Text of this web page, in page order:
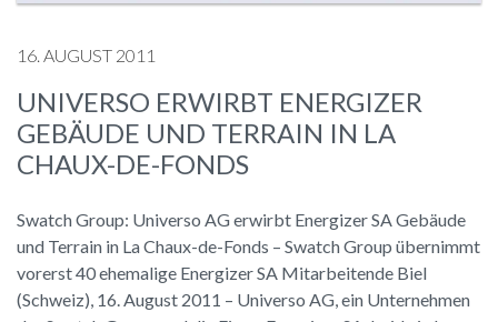
16. AUGUST 2011
UNIVERSO ERWIRBT ENERGIZER
GEBÄUDE UND TERRAIN IN LA
CHAUX-DE-FONDS
Swatch Group: Universo AG erwirbt Energizer SA Gebäude
und Terrain in La Chaux-de-Fonds – Swatch Group übernimmt
vorerst 40 ehemalige Energizer SA Mitarbeitende Biel
(Schweiz), 16. August 2011 – Universo AG, ein Unternehmen